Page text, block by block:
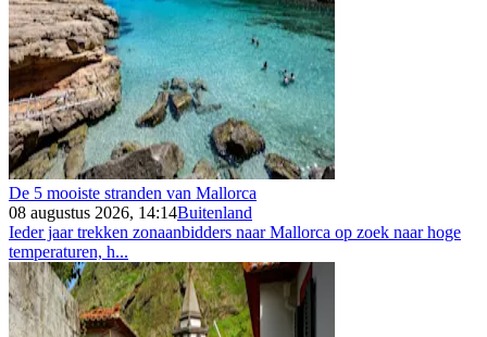
De 5 mooiste stranden van Mallorca
08 augustus 2026, 14:14Buitenland
Ieder jaar trekken zonaanbidders naar Mallorca op zoek naar hoge
temperaturen, h...